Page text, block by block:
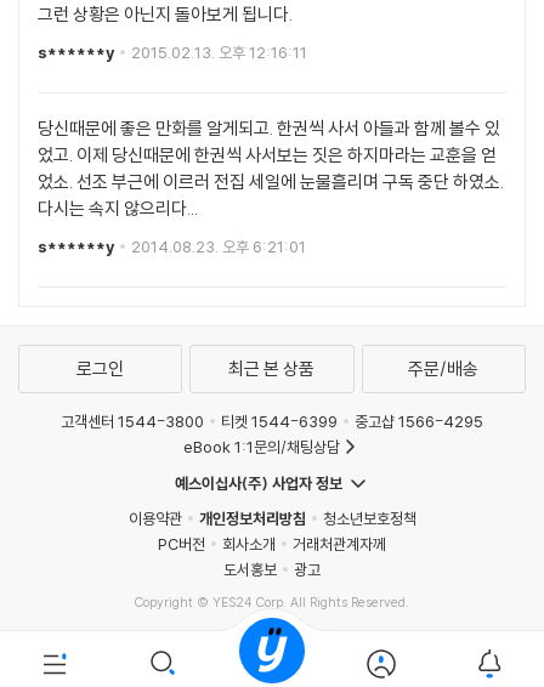
그런 상황은 아닌지 돌아보게 됩니다.
s******y 2015.02.13. 오후 12:16:11
당신때문에 좋은 만화를 알게되고. 한권씩 사서 아들과 함께 볼수 있
었고. 이제 당신때문에 한권씩 사서보는 짓은 하지마라는 교훈을 얻
었소. 선조 부근에 이르러 전집 세일에 눈물흘리며 구독 중단 하였소.
다시는 속지 않으리다...
s******y 2014.08.23. 오후 6:21:01
로그인 최근 본 상품 주문/배송
고객센터 1544-3800 티켓 1544-6399
중고샵 1566-4295
eBook 1:1문의/채팅상담
예스이십사(주) 사업자 정보
이용약관
개인정보처리방침
청소년보호정책
PC버전
회사소개
거래처관계자께
도서홍보
광고
Copyright © YES24 Corp. All Rights Reserved.